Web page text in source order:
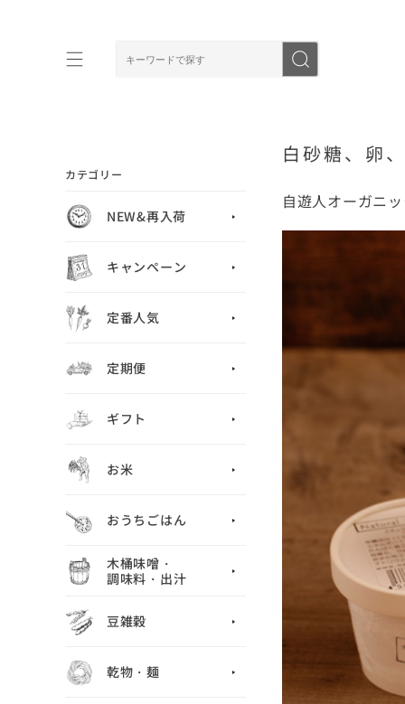
カテゴリー
NEW&再入荷
キャンペーン
定番人気
定期便
ギフト
お米
おうちごはん
木桶味噌・
調味料・出汁
豆雑穀
乾物・麺
白砂糖、卵
自遊人オーガニ